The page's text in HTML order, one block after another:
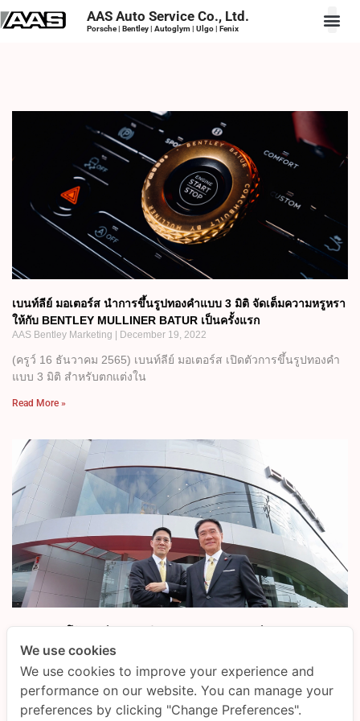
AAS Auto Service Co., Ltd.
Porsche | Bentley | Autoglym | Ulgo | Fenix
เบนท์ลีย์ มอเตอร์ส นำการขึ้นรูปทองคำแบบ 3 มิติ จัดเต็มความหรูหรา
ให้กับ BENTLEY MULLINER BATUR เป็นครั้งแรก
AAS Bentley Marketing December 19, 2022
(ครูว์ 16 ธันวาคม 2565) เบนท์ลีย์ มอเตอร์ส เปิดตัวการขึ้นรูปทองคำ
แบบ 3 มิติ สำหรับตกแต่งใน
Read More »
AAS-Porsche PR December 19, 2022
สืบเนื่องจาก พระบาทสมเด็จพระปรเมนทรรามาธิบดีศรีสินทร มหา
วชิราลงกรณ พระวชิรเกล้าเจ้าอยู่หัว ทรงพระกรุณาโปรดเกล้าโปรด
กระหม่อม พระราชทานตราตั้ง (ตราพระครุฑพ่าห์) ให้แก่ บริษัท เอเอ
We use cookies
We use cookies to improve your experience and
performance on our website. You can manage your
preferences by clicking "Change Preferences".